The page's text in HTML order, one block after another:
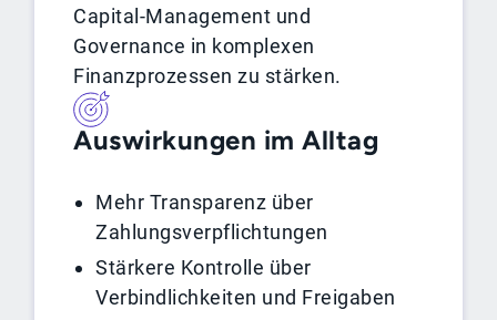
Capital-Management und
Governance in komplexen
Finanzprozessen zu stärken.
Auswirkungen im Alltag
Mehr Transparenz über
Zahlungsverpflichtungen
Stärkere Kontrolle über
Verbindlichkeiten und Freigaben